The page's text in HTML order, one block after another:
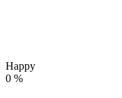
Happy
0 %